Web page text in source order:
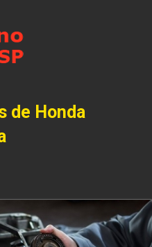
de Honda